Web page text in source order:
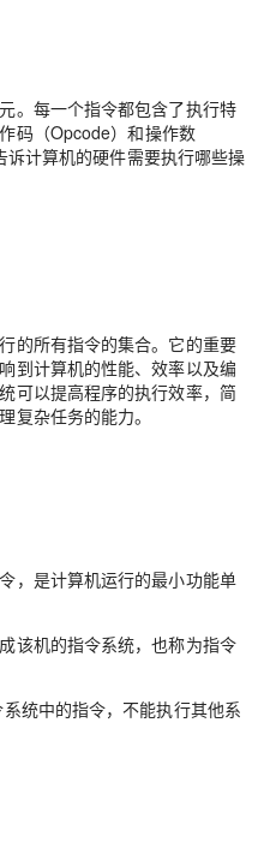
。每一个指令都包含了执行特
码（Opcode）和操作数
诉计算机的硬件需要执行哪些操
的所有指令的集合。它的重要
到计算机的性能、效率以及编
可以提高程序的执行效率，简
复杂任务的能力。
，是计算机运行的最小功能单
该机的指令系统，也称为指令
统中的指令，不能执行其他系